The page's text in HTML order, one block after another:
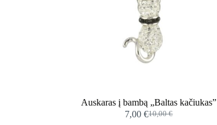
Auskaras į bambą „Baltas kačiukas”
10,00€
Original
7,00€Current